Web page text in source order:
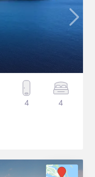
4 4